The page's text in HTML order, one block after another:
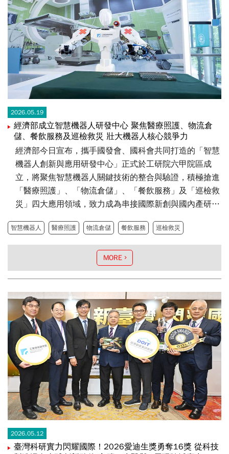
2026.05.19
經濟部成立智慧機器人研發中心 聚焦醫療照護、物流倉
儲、餐飲服務及巡檢救災 壯大機器人核心競爭力
經濟部今日宣布，攜手國發會、國科會共同打造的「智慧
機器人創新與應用研發中心」正式於工研院六甲院區成
立，將聚焦智慧機器人關鍵技術的整合與驗證，積極搶進
「醫療照護」、「物流倉儲」、「餐飲服務」及「巡檢救
災」四大應用領域，致力成為串接國際新創與國內產研的
串聯國科會臺南沙崙「智慧機器人研究中心」，以及臺南
柳營「智慧機器人產業聚落」，構建臺南「AI產業金三
角」，提升產業競爭力，助攻臺廠切入全球機器人供應
鏈，在全球智慧機器人版圖中搶占先機。
智慧機器人 醫療照護 物流倉儲 餐飲服務 巡檢救災
MORE
2026.05.12
臺灣科研實力閃耀國際！2026愛迪生獎勇奪16獎 從科技